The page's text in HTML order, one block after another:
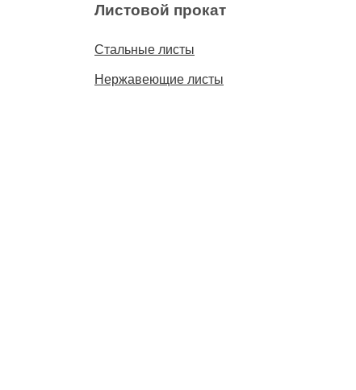
Листовой прокат
Стальные листы
Нержавеющие листы